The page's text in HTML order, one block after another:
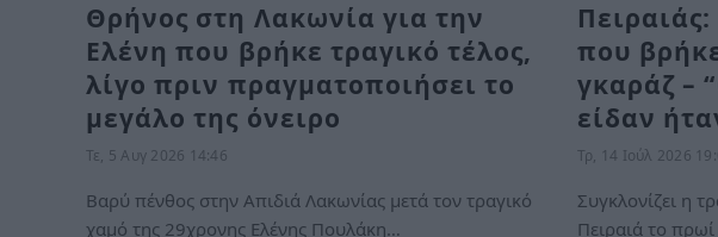
Θρήνος στη Λακωνία για την
Ελένη που βρήκε τραγικό τέλος,
λίγο πριν πραγματοποιήσει το
μεγάλο της όνειρο
Τε, 5 Αυγ 2026 14:46
Βαρύ πένθος στην Απιδιά Λακωνίας μετά τον τραγικό
χαμό της 29χρονης Ελένης Πουλάκη…
που
γκαράζ –
είδαν
Τρ, 14 Ιούλ 2026
Συγκλονίζει η
Πειραιά το